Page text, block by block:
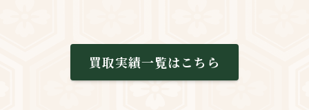
買取実績一覧はこちら